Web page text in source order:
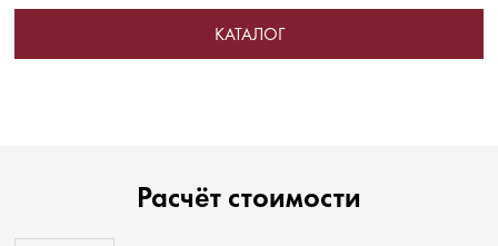
КАТАЛОГ
Расчёт стоимости